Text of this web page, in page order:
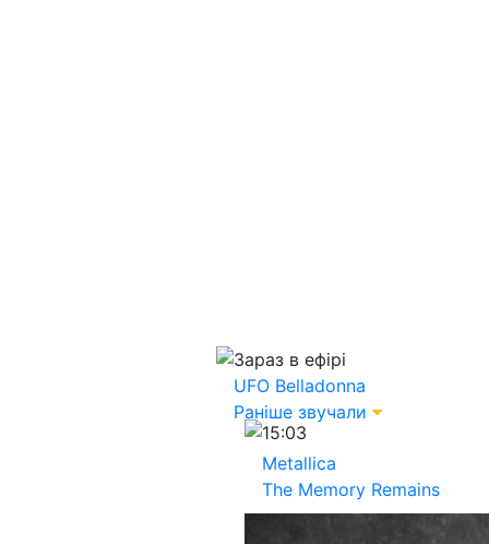
Зараз в ефірі
UFO Belladonna
Раніше звучали
15:03
Metallica
The Memory Remains